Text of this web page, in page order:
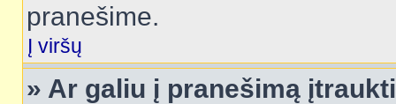
pranešime.
Į viršų
» Ar galiu į pranešimą